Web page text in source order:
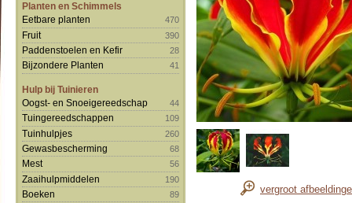
Planten en Schimmels
Eetbare planten
470
Fruit 390
Paddenstoelen en Kefir 28
Bijzondere Planten 41
Hulp bij Tuinieren
Oogst- en Snoeigereedschap
44
Tuingereedschappen 109
Tuinhulpjes 260
Gewasbescherming 68
Mest 56
Zaaihulpmiddelen 190
Boeken 89 vergroot